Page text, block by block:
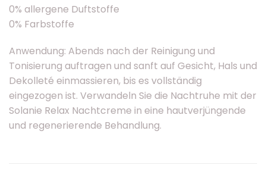
0% allergene Duftstoffe
0% Farbstoffe
Anwendung: Abends nach der Reinigung und
Tonisierung auftragen und sanft auf Gesicht, Hals und
Dekolleté einmassieren, bis es vollständig
eingezogen ist. Verwandeln Sie die Nachtruhe mit der
Solanie Relax Nachtcreme in eine hautverjüngende
und regenerierende Behandlung.